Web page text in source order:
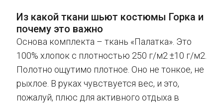
Из какой ткани шьют костюмы Горка и
почему это важно
Основа комплекта – ткань «Палатка». Это
100% хлопок с плотностью 250 г/м2 ±10 г/м2.
Полотно ощутимо плотное. Оно не тонкое, не
рыхлое. В руках чувствуется вес, и это,
пожалуй, плюс для активного отдыха в